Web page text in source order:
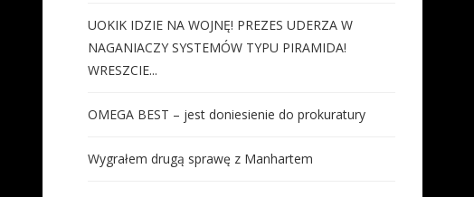
UOKIK IDZIE NA WOJNĘ! PREZES UDERZA W
NAGANIACZY SYSTEMÓW TYPU PIRAMIDA!
WRESZCIE...
OMEGA BEST – jest doniesienie do prokuratury
Wygrałem drugą sprawę z Manhartem